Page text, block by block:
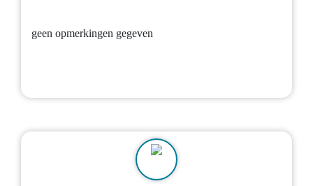
geen opmerkingen gegeven